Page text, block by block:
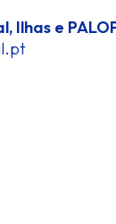
Ilhas e